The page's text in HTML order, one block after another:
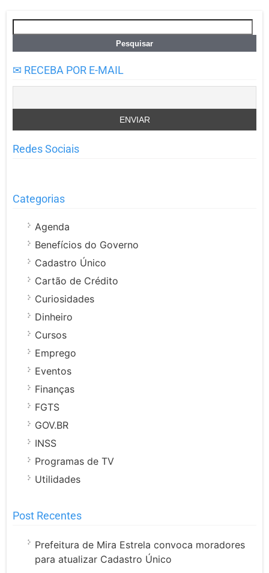
por:
✉ RECEBA POR E-MAIL
Redes Sociais
Categorias
Agenda
Benefícios do Governo
Cadastro Único
Cartão de Crédito
Curiosidades
Dinheiro
Cursos
Emprego
Eventos
Finanças
FGTS
GOV.BR
INSS
Programas de TV
Utilidades
Post Recentes
Prefeitura de Mira Estrela convoca moradores
para atualizar Cadastro Único